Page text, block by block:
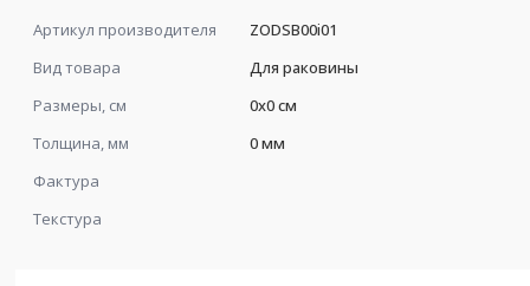
Артикул производителя
ZODSB00i01
Вид товара
Для раковины
Размеры, см
0x0 см
Толщина, мм
0 мм
Фактура
Текстура